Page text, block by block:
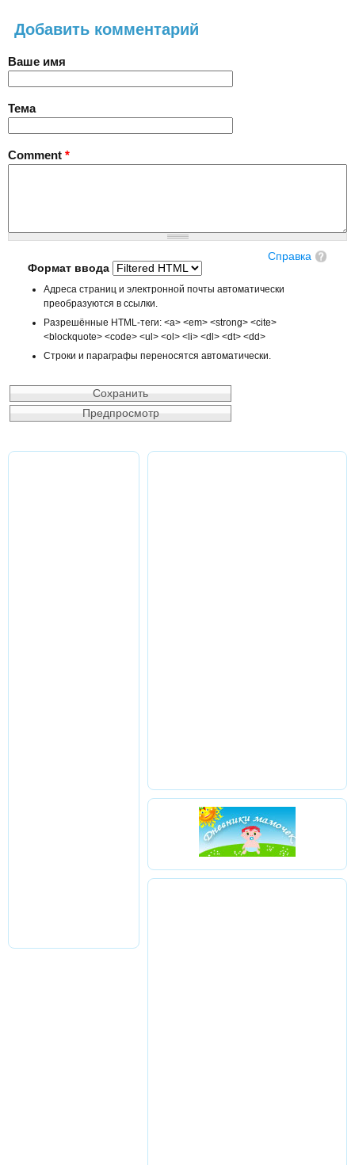
Добавить комментарий
Ваше имя
Тема
Comment *
Справка
Формат ввода
Адреса страниц и электронной почты автоматически
преобразуются в ссылки.
Разрешённые HTML-теги: <a> <em> <strong> <cite>
<blockquote> <code> <ul> <ol> <li> <dl> <dt> <dd>
Строки и параграфы переносятся автоматически.